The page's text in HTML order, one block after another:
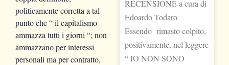
politicamente corretta a tal
punto che “ il capitalismo
ammazza tutti i giorni “; non
ammazzano per interessi
personali ma per contratto,
RECENSIONE a cura di
Edoardo Todaro
Essendo rimasto colpito,
positivamente, nel leggere
“ IO NON SONO